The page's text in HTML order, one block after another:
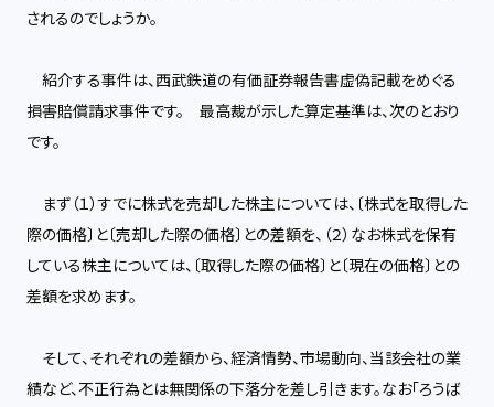
されるのでしょうか。
紹介する事件は、西武鉄道の有価証券報告書虚偽記載をめぐる
損害賠償請求事件です。 最高裁が示した算定基準は、次のとおり
です。
まず（１）すでに株式を売却した株主については、〔株式を取得した
際の価格〕と〔売却した際の価格〕との差額を、（２）なお株式を保有
している株主については、〔取得した際の価格〕と〔現在の価格〕との
差額を求めます。
そして、それぞれの差額から、経済情勢、市場動向、当該会社の業
績など、不正行為とは無関係の下落分を差し引きます。なお「ろうば